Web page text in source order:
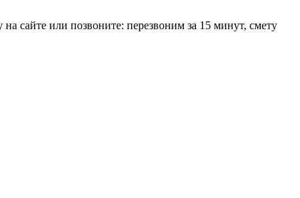
сайте или позвоните: перезвоним за 15 минут, смету